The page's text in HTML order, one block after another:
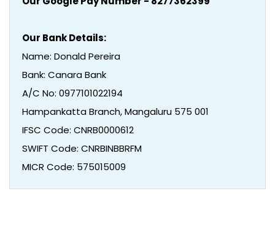
Our Bank Details:
Name: Donald Pereira
Bank: Canara Bank
A/C No: 0977101022194
Hampankatta Branch, Mangaluru 575 001
IFSC Code: CNRB0000612
SWIFT Code: CNRBINBBRFM
MICR Code: 575015009